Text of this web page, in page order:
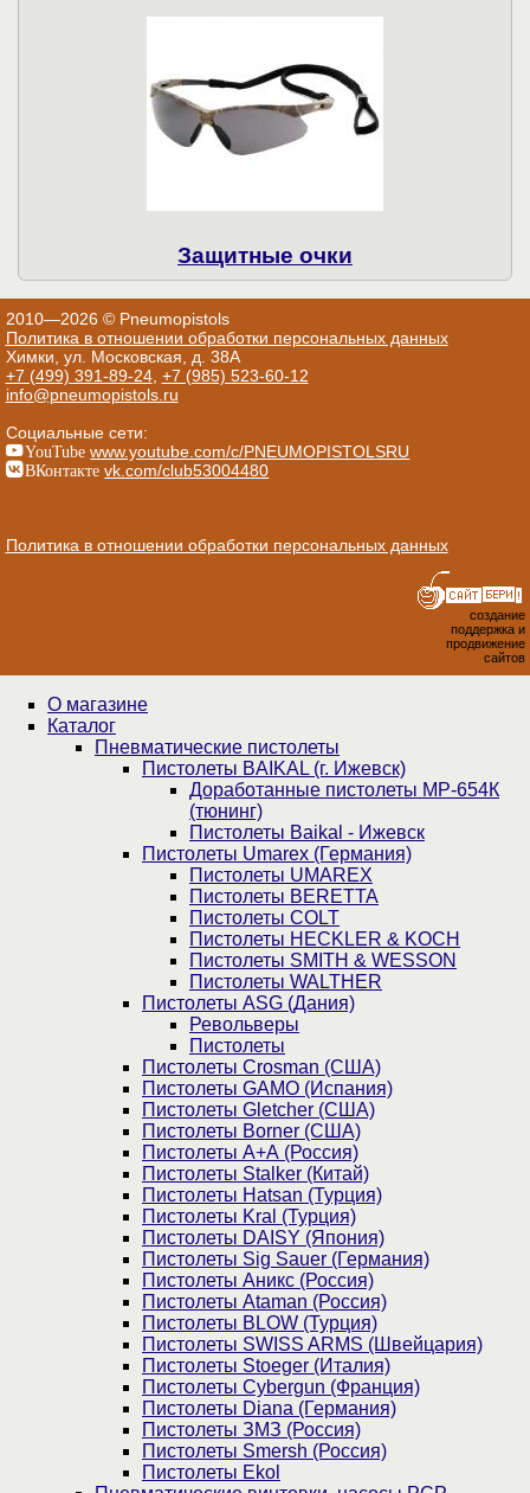
Защитные очки
2010—2026 © Pneumopistols
Политика в отношении обработки персональных данных
Химки, ул. Московская, д. 38А
+7 (499) 391-89-24, +7 (985) 523-60-12
info@pneumopistols.ru
Социальные сети:
YouTube www.youtube.com/c/PNEUMOPISTOLSRU
ВКонтакте vk.com/club53004480
Политика в отношении обработки персональных данных
создание
поддержка и
продвижение
сайтов
О магазине
Каталог
Пнев­ма­ти­чес­кие пистолеты
Пистолеты BAIKAL (г. Ижевск)
Доработанные пистолеты МР-654К
(тюнинг)
Пистолеты Baikal - Ижевск
Пистолеты Umarex (Германия)
Пистолеты UMAREX
Пистолеты BERETTA
Пистолеты COLT
Пистолеты HECKLER & KOCH
Пистолеты SMITH & WESSON
Пистолеты WALTHER
Пистолеты ASG (Дания)
Револьверы
Пистолеты
Пистолеты Crosman (США)
Пистолеты GAMO (Испания)
Пистолеты Gletcher (США)
Пистолеты Borner (США)
Пистолеты А+А (Россия)
Пистолеты Stalker (Китай)
Пистолеты Hatsan (Турция)
Пистолеты Kral (Турция)
Пистолеты DAISY (Япония)
Пистолеты Sig Sauer (Германия)
Пистолеты Аникс (Россия)
Пистолеты Ataman (Россия)
Пистолеты BLOW (Турция)
Пистолеты SWISS ARMS (Швейцария)
Пистолеты Stoeger (Италия)
Пистолеты Cybergun (Франция)
Пистолеты Diana (Германия)
Пистолеты ЗМЗ (Россия)
Пистолеты Smersh (Россия)
Пистолеты Ekol